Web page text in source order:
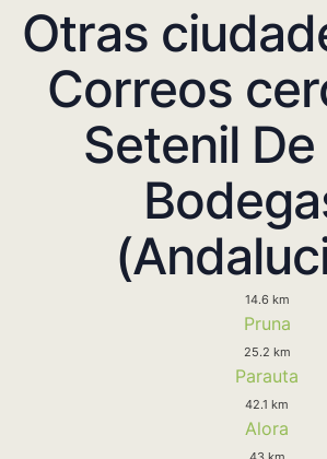
Otras
Correos
Setenil De
14.6 km
Pruna
25.2 km
Parauta
42.1 km
Alora